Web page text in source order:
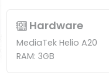
Hardware
MediaTek Helio A20
RAM: 3GB